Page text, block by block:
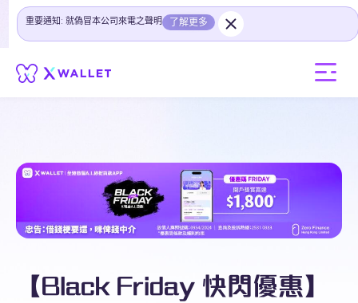
重要通知: 就偽冒本公司來電之聲明 了解更多
【Black Friday 快閃優惠】